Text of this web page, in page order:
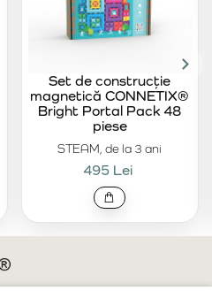
STEAM, de la 3 ani
Set de construcție
magnetică CONNETIX®
Bright Portal Pack 48
piese
495 Lei